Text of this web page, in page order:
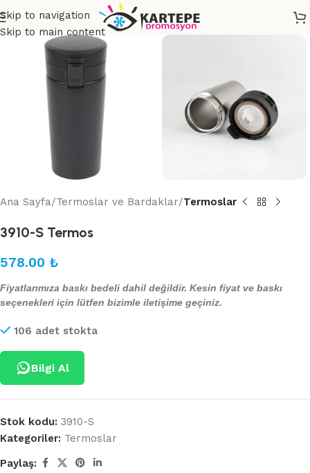
Skip to navigation
Skip to main content
Ana Sayfa Termoslar ve Bardaklar Termoslar
3910-S Termos
578.00 ₺
Fiyatlarımıza baskı bedeli dahil değildir. Kesin fiyat ve baskı
seçenekleri için lütfen bizimle iletişime geçiniz.
106 adet stokta
Bilgi Al
Stok kodu: 3910-S
Kategoriler: Termoslar
Paylaş: